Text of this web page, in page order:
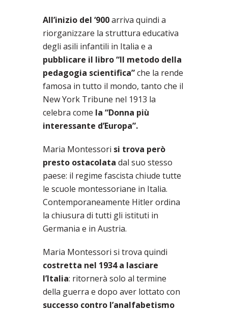
All’inizio del ‘900arriva quindi a
riorganizzare la struttura educativa
degli asili infantili in Italia e a
pubblicare il libro “Il metodo della
pedagogia scientifica”che la rende
famosa in tutto il mondo, tanto che il
New York Tribune nel 1913 la
celebra come la “Donna più
interessante d’Europa”.
Maria Montessori si trova però
presto ostacolata dal suo stesso
paese: il regime fascista chiude tutte
le scuole montessoriane in Italia.
Contemporaneamente Hitler ordina
la chiusura di tutti gli istituti in
Germania e in Austria.
Maria Montessori si trova quindi
costretta nel 1934 a lasciare
l’Italia: ritornerà solo al termine
della guerra e dopo aver lottato con
successo contro l’analfabetismo